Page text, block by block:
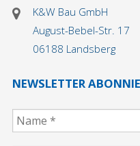
Firma in Zahlen
Jobbörse
Ausbildung
K&W Bau GmbH
August-Bebel-Str. 17
06188 Landsberg
NEWSLETTER